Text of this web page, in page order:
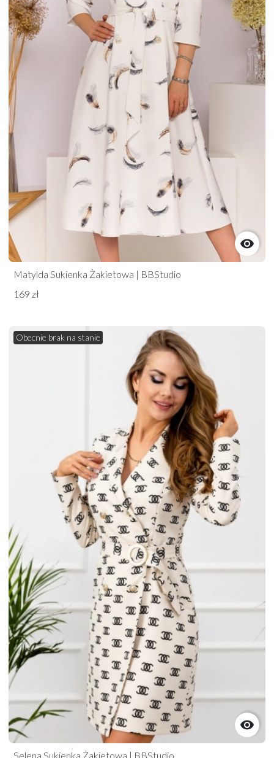

Matylda Sukienka Żakietowa | BBStudio
169 zł
Obecnie brak na stanie

Selena Sukienka Żakietowa | BBStudio